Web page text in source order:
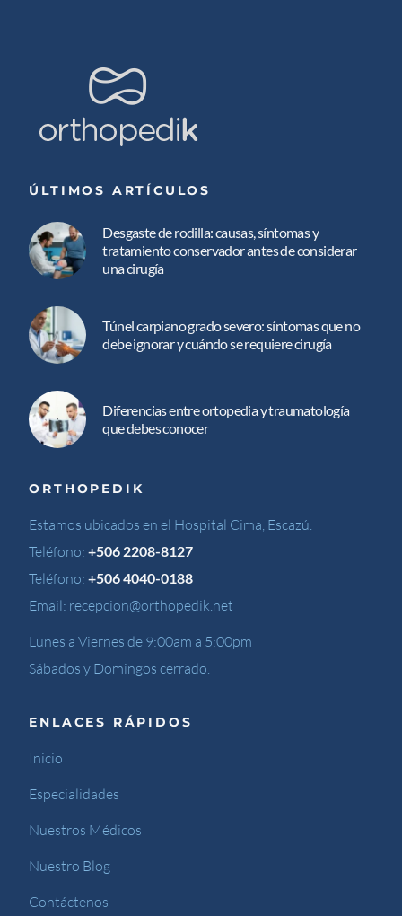
ÚLTIMOS ARTÍCULOS
Desgaste de rodilla: causas, síntomas y
tratamiento conservador antes de considerar
una cirugía
Túnel carpiano grado severo: síntomas que no
debe ignorar y cuándo se requiere cirugía
Diferencias entre ortopedia y traumatología
que debes conocer
ORTHOPEDIK
Estamos ubicados en el Hospital Cima, Escazú.
Teléfono:+506 2208-8127
Teléfono:+506 4040-0188
Email: recepcion@orthopedik.net
Lunes a Viernes de 9:00am a 5:00pm
Sábados y Domingos cerrado.
ENLACES RÁPIDOS
Inicio
Especialidades
Nuestros Médicos
Nuestro Blog
Contáctenos